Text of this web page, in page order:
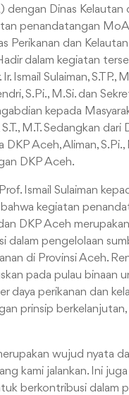
Dinas Kelautan
penandatangan MoA
Perikanan dan
dalam kegiatan
Ismail Sulaiman, S.TP.,
S.Pi., M.Si. dan
kepada
M.T. Sedangkan dari
DKP Aceh, Aliman, S.Pi.,
DKP Aceh.
Ismail Sulaiman
kegiatan
DKP Aceh
dalam pengelolaan
di Provinsi Aceh.
pada pulau binaan
daya perikanan dan
prinsip berkelanjutan,
wujud nyata
kami jalankan. Ini
berkontribusi dalam